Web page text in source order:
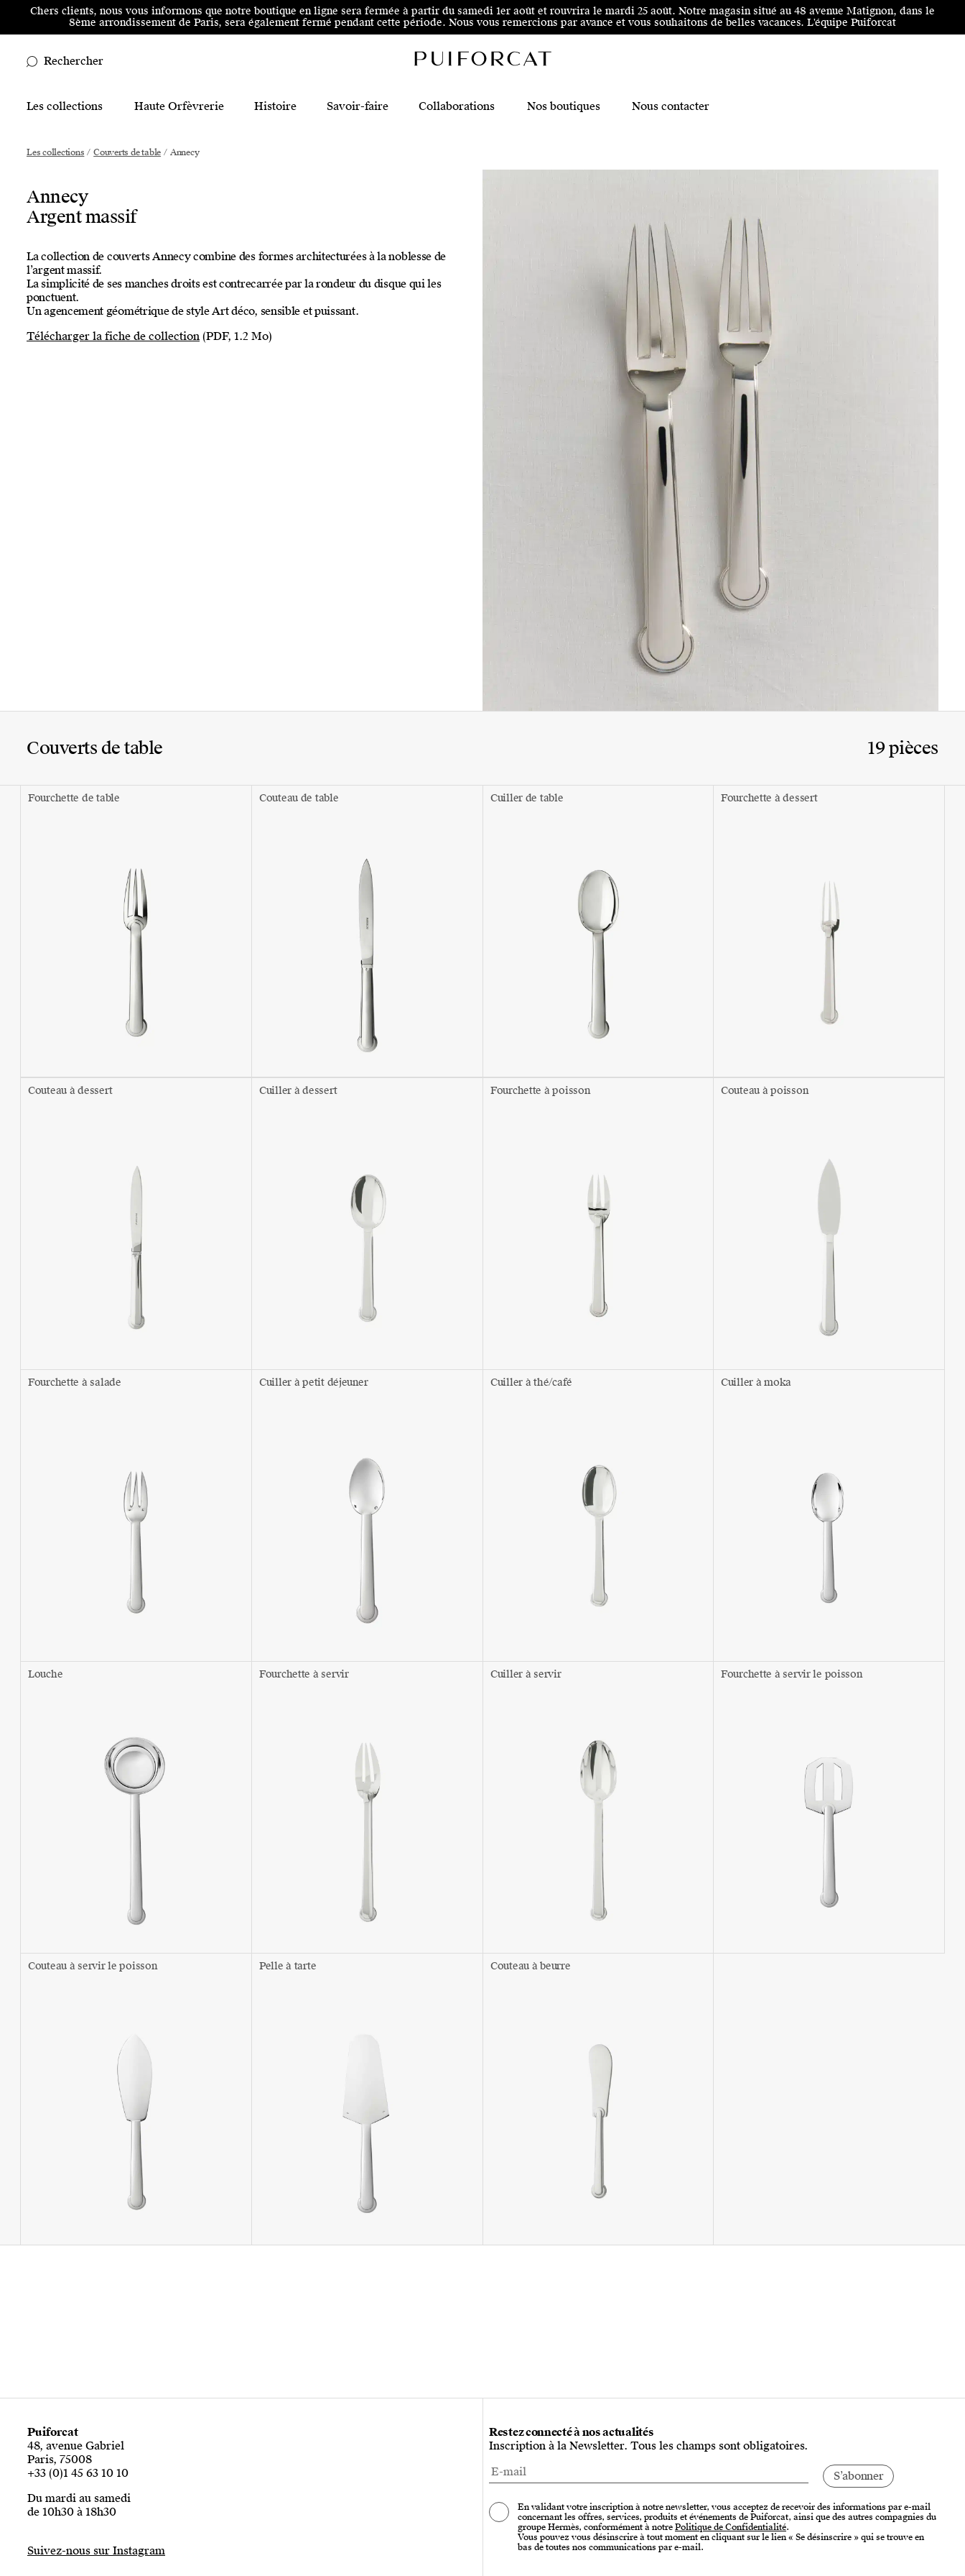
Aller au menu principal Aller au contenu principal Aller au pied de page
Chers clients, nous vous informons que notre boutique en ligne sera fermée à partir du samedi 1er août et rouvrira le mardi 25 août. Notre magasin situé au 48 avenue Matignon, dans le
8ème arrondissement de Paris, sera également fermé pendant cette période. Nous vous remercions par avance et vous souhaitons de belles vacances. L'équipe Puiforcat
Main Mobile Navigation
Rechercher
Main Desktop Navigation
Les collections Haute Orfèvrerie Histoire Savoir-faire Collaborations Nos boutiques Nous contacter
Les collections / Couverts de table / Annecy
Annecy
Argent massif
La collection de couverts Annecy combine des formes architecturées à la noblesse de
l’argent massif.
La simplicité de ses manches droits est contrecarrée par la rondeur du disque qui les
ponctuent.
Un agencement géométrique de style Art déco, sensible et puissant.
Télécharger la fiche de collection (PDF, 1.2 Mo)
Couverts de table 19 pièces
Fourchette de table Couteau de table Cuiller de table Fourchette à dessert
Couteau à dessert Cuiller à dessert Fourchette à poisson Couteau à poisson
Fourchette à salade Cuiller à petit déjeuner Cuiller à thé/café Cuiller à moka
Louche Fourchette à servir Cuiller à servir Fourchette à servir le poisson
Couteau à servir le poisson Pelle à tarte Couteau à beurre
Puiforcat
48, avenue Gabriel
Paris, 75008
+33 (0)1 45 63 10 10
Du mardi au samedi
de 10h30 à 18h30
Suivez-nous sur Instagram
Restez connecté à nos actualités
Inscription à la Newsletter. Tous les champs sont obligatoires.
En validant votre inscription à notre newsletter, vous acceptez de recevoir des informations par e-mail
concernant les offres, services, produits et événements de Puiforcat, ainsi que des autres compagnies du
groupe Hermès, conformément à notrePolitique de Confidentialité.
Vous pouvez vous désinscrire à tout moment en cliquant sur le lien « Se désinscrire » qui se trouve en
bas de toutes nos communications par e-mail.